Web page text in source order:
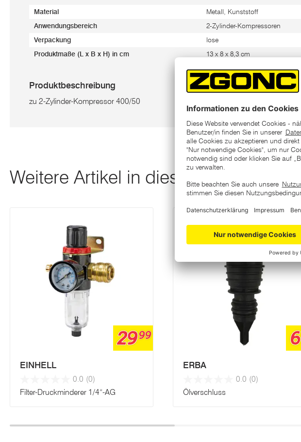
Material Metall, Kunststoff
Anwendungsbereich 2-Zylinder-Kompressoren
Verpackung lose
Produktmaße (L x B x H) in cm 13 x 8 x 8,3 cm
Produktbeschreibung
zu 2-Zylinder-Kompressor 400/50
Weitere Artikel in dieser Kategorie
2999
EINHELL
0.0 (0)
Filter-Druckminderer 1/4“-AG
6
ERBA
0.0 (0)
Ölverschluss